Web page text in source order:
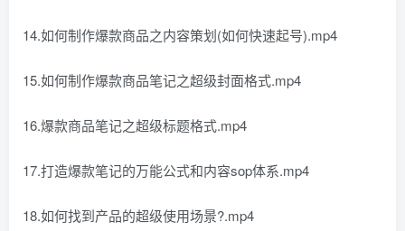
14.如何制作爆款商品之内容策划(如何快速起号).mp4
15.如何制作爆款商品笔记之超级封面格式.mp4
16.爆款商品笔记之超级标题格式.mp4
17.打造爆款笔记的万能公式和内容sop体系.mp4
18.如何找到产品的超级使用场景?.mp4